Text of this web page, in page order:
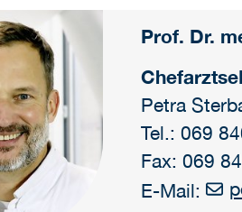
Prof. Dr.
Petra
Tel.: 069
Fax: 069
E-Mail: